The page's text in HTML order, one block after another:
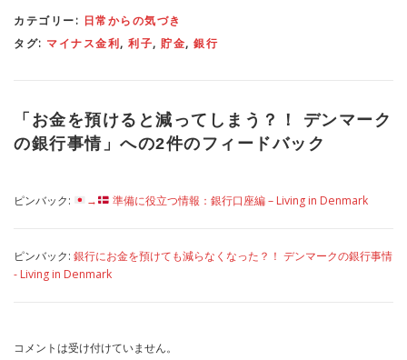
カテゴリー: 日常からの気づき
タグ: マイナス金利, 利子, 貯金, 銀行
「 お金を預けると減ってしまう？！ デンマーク
の銀行事情 」への2件のフィードバック
ピンバック: → 準備に役立つ情報：銀行口座編 – Living in Denmark
ピンバック: 銀行にお金を預けても減らなくなった？！ デンマークの銀行事情
- Living in Denmark
コメントは受け付けていません。